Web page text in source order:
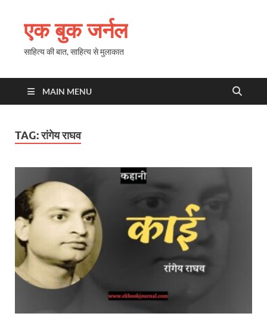
एक बुक जर्नल
साहित्य की बात, साहित्य से मुलाकात
MAIN MENU
TAG:रांगेय राघव